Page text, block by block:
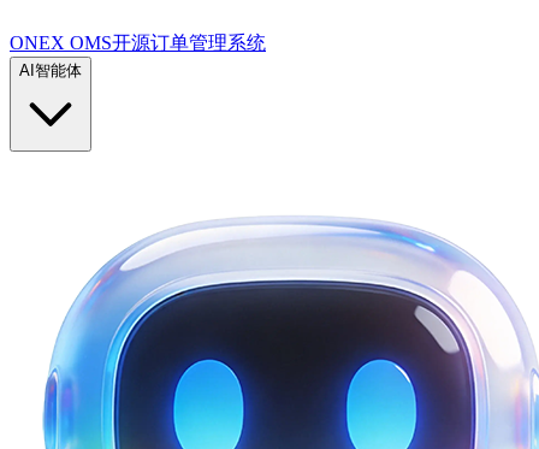
ONEX OMS开源订单管理系统
AI智能体